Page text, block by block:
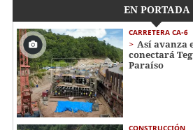
EN PORTADA
CARRETERA CA-6
Así avanza
conectará
Paraíso
CONSTRUCCIÓN